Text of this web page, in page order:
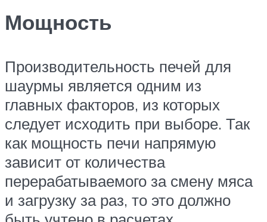
Мощность
Производительность печей для
шаурмы является одним из
главных факторов, из которых
следует исходить при выборе. Так
как мощность печи напрямую
зависит от количества
перерабатываемого за смену мяса
и загрузку за раз, то это должно